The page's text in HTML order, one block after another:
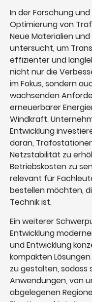
In der Forschung
Optimierung von
Neue Materialien
untersucht, um
effizienter und
nicht nur die
im Fokus, sondern
wachsenden
erneuerbarer
Windkraft.
Entwicklung
daran,
Netzstabilität zu
Betriebskosten zu
relevant für
bestellen möchten,
Technik ist.
Ein weiterer
Entwicklung
und Entwicklung
kompakten
zu gestalten, sodass
Anwendungen, von
abgelegenen